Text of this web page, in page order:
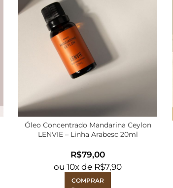
Óleo Concentrado Mandarina Ceylon
LENVIE – Linha Arabesc 20ml
R$
ou10x de R$7,90
COMPRAR